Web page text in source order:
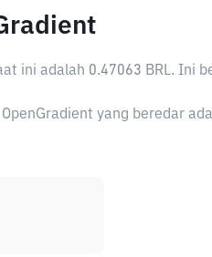
ini adalah 0.47063 BRL. Ini
yang beredar